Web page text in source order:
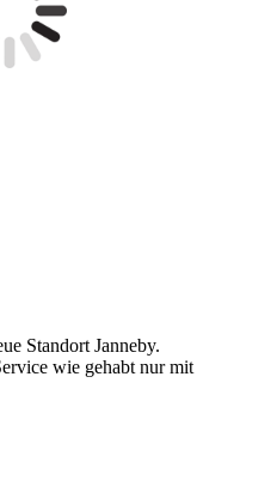
Standort Janneby.
wie gehabt nur mit